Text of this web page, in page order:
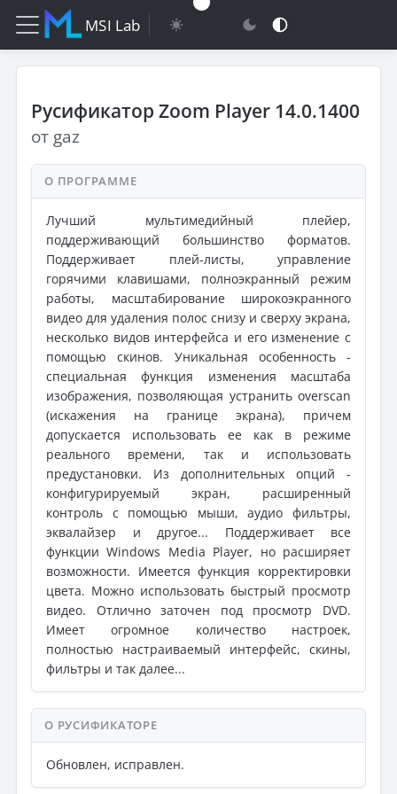
MSI Lab
Русификатор Zoom Player 14.0.1400
от gaz
О ПРОГРАММЕ
Лучший мультимедийный плейер,
поддерживающий большинство форматов.
Поддерживает плей-листы, управление
горячими клавишами, полноэкранный режим
работы, масштабирование широкоэкранного
видео для удаления полос снизу и сверху экрана,
несколько видов интерфейса и его изменение с
помощью скинов. Уникальная особенность -
специальная функция изменения масштаба
изображения, позволяющая устранить overscan
(искажения на границе экрана), причем
допускается использовать ее как в режиме
реального времени, так и использовать
предустановки. Из дополнительных опций -
конфигурируемый экран, расширенный
контроль с помощью мыши, аудио фильтры,
эквалайзер и другое... Поддерживает все
функции Windows Media Player, но расширяет
возможности. Имеется функция корректировки
цвета. Можно использовать быстрый просмотр
видео. Отлично заточен под просмотр DVD.
Имеет огромное количество настроек,
полностью настраиваемый интерфейс, скины,
фильтры и так далее...
О РУСИФИКАТОРЕ
Обновлен, исправлен.